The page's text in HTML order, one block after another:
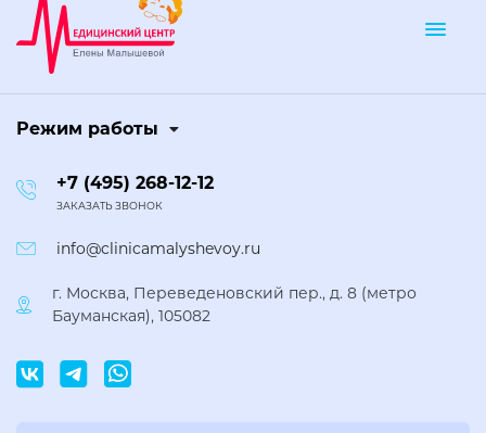
Режим работы
+7 (495) 268-12-12
ЗАКАЗАТЬ ЗВОНОК
info@clinicamalyshevoy.ru
г. Москва, Переведеновский пер., д. 8 (метро
Бауманская), 105082